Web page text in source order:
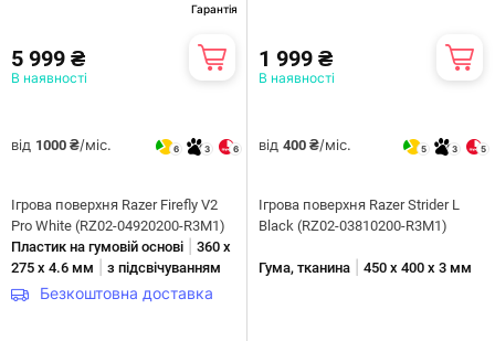
Гарантія
5 999 ₴
В наявності
від 1000 ₴/міс. 6 3 6
Ігрова поверхня Razer Firefly V2
Pro White (RZ02-04920200-R3M1)
Пластик на гумовій основі
360 x
275 x 4.6 мм
з підсвічуванням
Безкоштовна доставка
1 999 ₴
В наявності
від 400 ₴/міс. 5 3 5
Ігрова поверхня Razer Strider L
Black (RZ02-03810200-R3M1)
Гума, тканина 450 x 400 х 3 мм